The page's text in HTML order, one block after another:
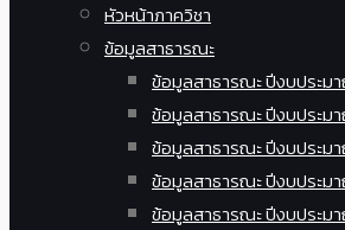
หัวหน้าภาควิชา
ข้อมูลสาธารณะ
ข้อมูลสาธารณะ ปีงบประม
ข้อมูลสาธารณะ ปีงบประม
ข้อมูลสาธารณะ ปีงบประม
ข้อมูลสาธารณะ ปีงบประม
ข้อมูลสาธารณะ ปีงบประม